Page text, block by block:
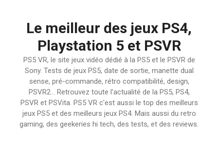
Le meilleur des jeux PS4,
Playstation 5 et PSVR
PS5 VR, le site jeux vidéo dédié à la PS5 et le PSVR de
Sony. Tests de jeux PS5, date de sortie, manette dual
sense, pré-commande, rétro compatibilité, design,
PSVR2… Retrouvez toute l'actualité de la PS5, PS4,
PSVR et PSVita. PS5 VR c'est aussi le top des meilleurs
jeux PS5 et des meilleurs jeux PS4. Mais aussi du retro
gaming, des geekeries hi tech, des tests, et des reviews.